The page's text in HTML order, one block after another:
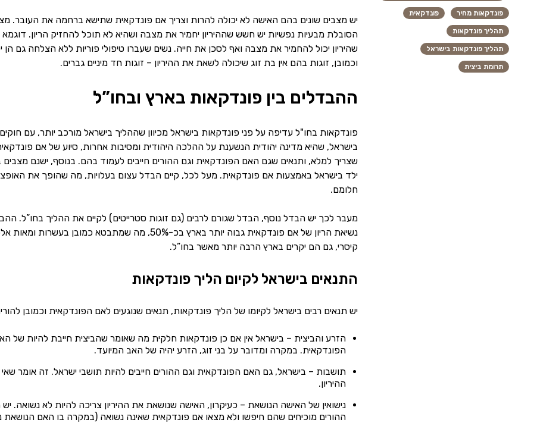
יש מצבים שונים בהם האישה לא יכולה להרות וצריך אם פונדקאית שתישא ברחמה את העובר.
הסובלת מבעיות נפשיות יש חשש שההיריון יחמיר את מצבה ושהיא לא תוכל להחזיק הריון.
שהיריון יכול להחמיר את מצבה ואף לסכן את חייה. נשים שעברו טיפולי פוריות ללא הצלחה גם
וכמובן, זוגות בהם אין בת זוג שיכולה לשאת את ההיריון – זוגות חד מיניים גברים.
ההבדלים בין פונדקאות בארץ ובחו”ל
פונדקאות בחו"ל עדיפה על פני פונדקאות בישראל מכיוון שההליך בישראל מורכב יותר, עם
בישראל, שהיא מדינה יהודית הנשענת על ההלכה היהודית ומסיבות אחרות, סיוע של אם פונדקאית
שצריך למלא, ותנאים שגם האם הפונדקאית וגם ההורים חייבים לעמוד בהם. בנוסף, ישנם מצבים
ילד בישראל באמצעות אם פונדקאית. מעל לכל, קיים הבדל עצום בעלויות, מה שהופך את
חלומם.
מעבר לכך יש הבדל נוסף, הבדל שגורם לרבים (גם זוגות סטרייטים) לקיים את ההליך בחו”ל.
נשיאת הריון של אם פונדקאית גבוה יותר בארץ בכ-50%, מה
קיסרי, גם הם יקרים בארץ הרבה יותר מאשר בחו”ל.
התנאים בישראל לקיום הליך פונדקאות
יש תנאים רבים בישראל לקיומו של הליך פונדקאות, תנאים שנוגעים לאם הפונדקאית וכמובן
הזרע והביצית – בישראל אין אם כן פונדקאות חלקית מה שאומר שהביצית חייבת להיות
הפונדקאית. במקרה ומדובר על בני זוג, הזרע יהיה של האב המיועד.
תושבות – בישראל, גם האם הפונדקאית וגם ההורים חייבים להיות תושבי ישראל. זה אומר
ההיריון.
נישואין של האישה הנושאת – כעיקרון, האישה שנושאת את ההיריון צריכה להיות לא נשואה.
ההורים מוכיחים שהם חיפשו ולא מצאו אם פונדקאית שאינה נשואה (במקרה בו האם
פונדקאות מחיר פונדקאית
תהליך פונדקאות
תהליך פונדקאות בישראל
תרומת ביצית